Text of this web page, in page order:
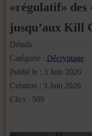
«régulatif» des
jusqu’aux Kill
Détails
Catégorie : Décryptage
Publié le : 3 Juin 2026
Création : 3 Juin 2026
Clics : 509